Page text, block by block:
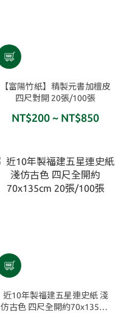
【富陽竹紙】精製元書加檀皮
四尺對開 20張/100張
NT$200 ~ NT$850
近10年製福建五星連史紙 淺
仿古色 四尺全開約70x135cm